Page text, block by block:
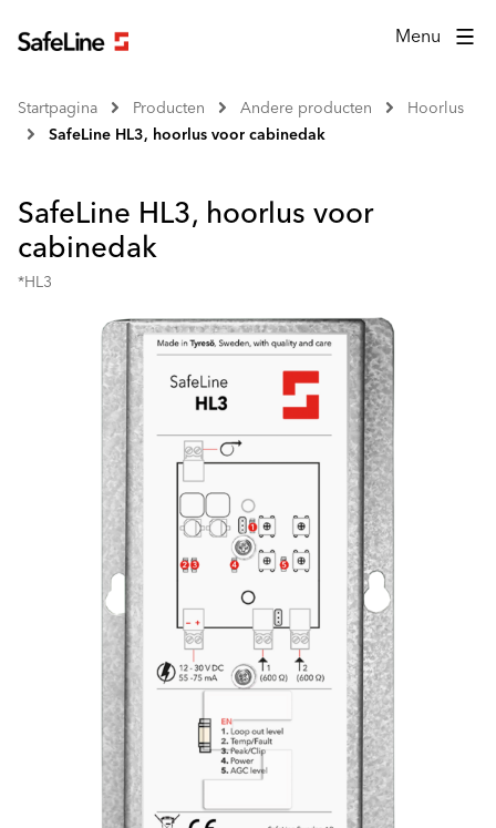
Menu
Startpagina Producten Andere producten
Hoorlus
SafeLine HL3, hoorlus voor cabinedak
SafeLine HL3, hoorlus voor
cabinedak
*HL3